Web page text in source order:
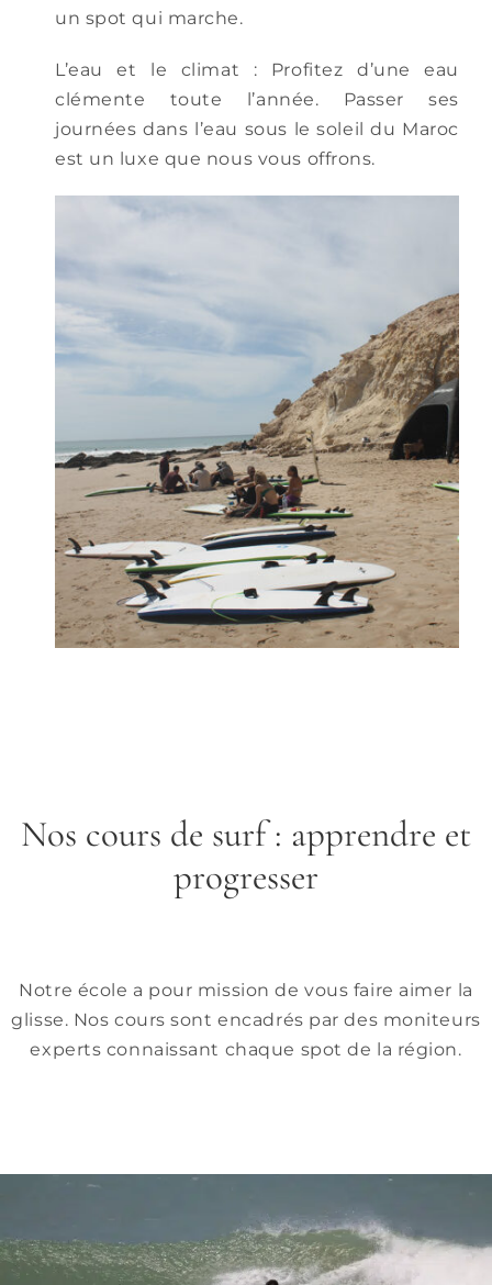
un spot qui marche.
L’eau et le climat : Profitez d’une eau
clémente toute l’année. Passer ses
journées dans l’eau sous le soleil du Maroc
est un luxe que nous vous offrons.
Nos cours de surf : apprendre et
progresser
Notre école a pour mission de vous faire aimer la
glisse. Nos cours sont encadrés par des moniteurs
experts connaissant chaque spot de la région.